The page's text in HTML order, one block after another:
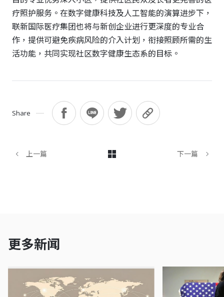
疗照护服务。在数字健康科技及人工智能的演算进步下，
联新国际医疗集团也将与新创企业进行更深度的专业合
作，提供可避免疾病风险的介入计划，衔接照顾所需的生
活功能，共同实现社区数字健康生态系的目标。
Share
上一篇 下一篇
更多新闻